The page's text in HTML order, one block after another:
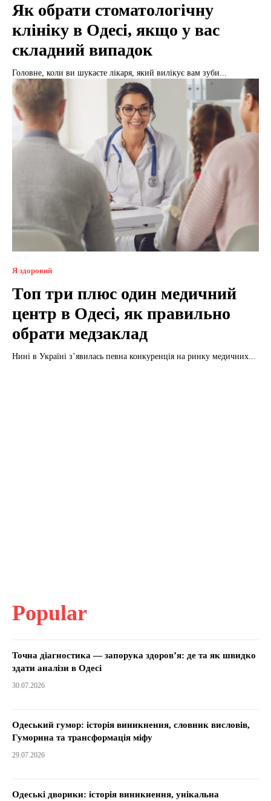
Як обрати стоматологічну
клініку в Одесі, якщо у вас
складний випадок
Головне, коли ви шукаєте лікаря, який вилікує вам зуби...
Я здоровий
Топ три плюс один медичний
центр в Одесі, як правильно
обрати медзаклад
Нині в Україні з’явилась певна конкуренція на ринку медичних...
Popular
Точна діагностика — запорука здоров’я: де та як швидко
здати аналізи в Одесі
30.07.2026
Одеський гумор: історія виникнення, словник висловів,
Гуморина та трансформація міфу
29.07.2026
Одеські дворики: історія виникнення, унікальна